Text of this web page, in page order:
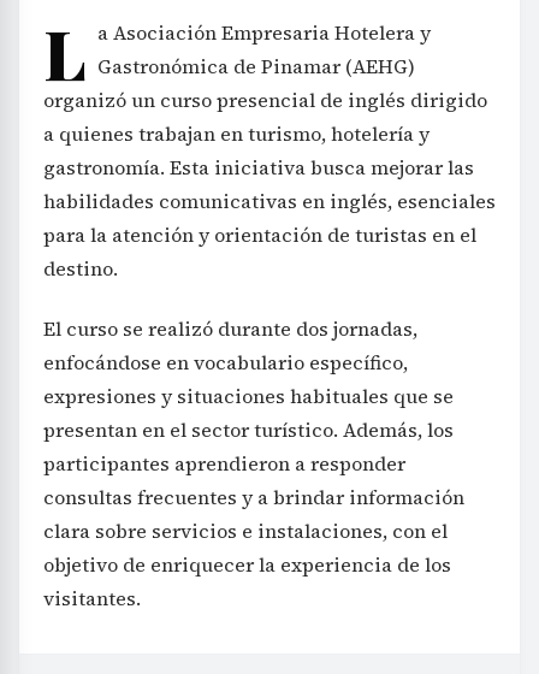
L a Asociación Empresaria Hotelera y
Gastronómica de Pinamar (AEHG)
organizó un curso presencial de inglés dirigido
a quienes trabajan en turismo, hotelería y
gastronomía. Esta iniciativa busca mejorar las
habilidades comunicativas en inglés, esenciales
para la atención y orientación de turistas en el
destino.
El curso se realizó durante dos jornadas,
enfocándose en vocabulario específico,
expresiones y situaciones habituales que se
presentan en el sector turístico. Además, los
participantes aprendieron a responder
consultas frecuentes y a brindar información
clara sobre servicios e instalaciones, con el
objetivo de enriquecer la experiencia de los
visitantes.